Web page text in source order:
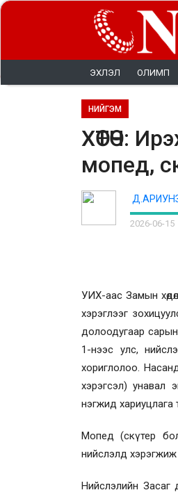
ЭХЛЭЛ ОЛИМП
НИЙГЭМ
ХӨТӨЧ:
мопед,
2026-06-15
УИХ-аас Замын
хэрэглээг
долоодугаар сарын
1-нээс улс,
хориглолоо.
хэрэгсэл) унавал
нэгжид
Мопед (скүтер
нийслэлд
Нийслэлийн Засаг